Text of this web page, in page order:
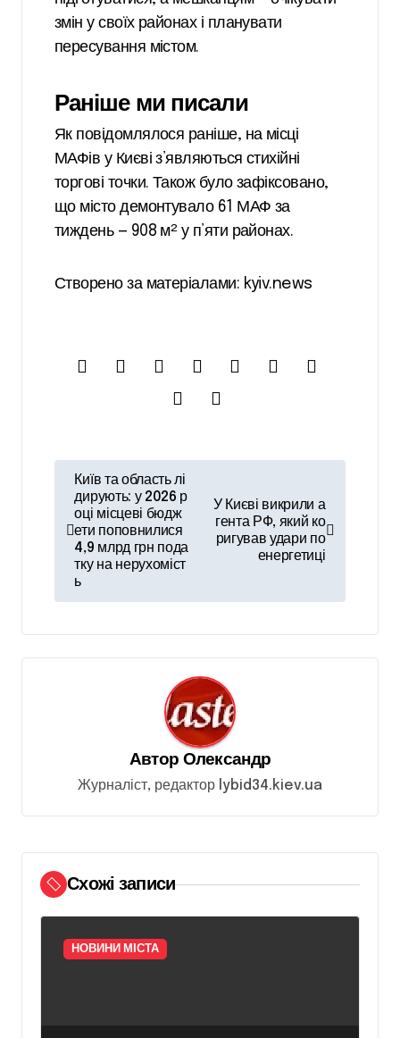
змін у своїх районах і планувати
пересування містом.
Раніше ми писали
Як повідомлялося раніше, на місці
МАФів у Києві з’являються стихійні
торгові точки. Також було зафіксовано,
що місто демонтувало 61 МАФ за
тиждень — 908 м² у п’яти районах.
Створено за матеріалами: kyiv.news
в
ц
с
і
в
Київ та область лі
дирують: у 2026 р
оці місцеві бюдж
ети поповнилися
4,9 млрд грн пода
тку на нерухоміст
ь
У Києві викрили а
гента РФ, який ко
ригував удари по
енергетиці
Автор Олександр
Журналіст, редактор lybid34.kiev.ua
Схожі записи
НОВИНИ МІСТА